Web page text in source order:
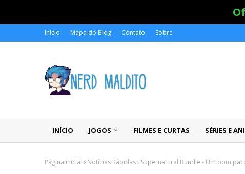
Início Mapa do Blog Contato Sobre
INÍCIO JOGOS FILMES E CURTAS SÉRIES E
Página inicial Notícias Rápidas Supernatural Bundle - Um bom